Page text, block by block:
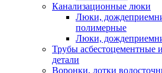
Канализационные люки
Люки,
полимерные
Люки,
Трубы асбестоцементные
детали
Воронки, лотки